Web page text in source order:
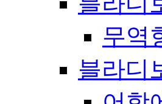
무역
블라디